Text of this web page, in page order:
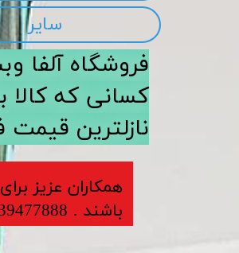
سایر
​​فروشگاه آلفا
کسانی که کالا
نازلترین قیمت
​​​همکاران عزیز
باشند . 09339477888